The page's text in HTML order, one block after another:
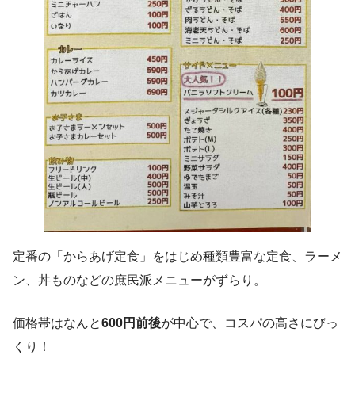
定番の「からあげ定食」をはじめ種類豊富な定食、ラーメ
ン、丼ものなどの庶民派メニューがずらり。
価格帯はなんと600円前後が中心で、コスパの高さにびっ
くり！